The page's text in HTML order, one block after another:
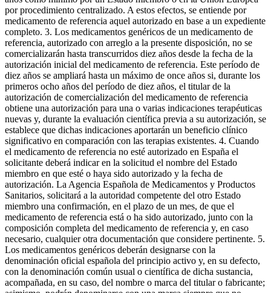
por procedimiento centralizado. A estos efectos, se entiende por
medicamento de referencia aquel autorizado en base a un expediente
completo. 3. Los medicamentos genéricos de un medicamento de
referencia, autorizado con arreglo a la presente disposición, no se
comercializarán hasta transcurridos diez años desde la fecha de la
autorización inicial del medicamento de referencia. Este período de
diez años se ampliará hasta un máximo de once años si, durante los
primeros ocho años del período de diez años, el titular de la
autorización de comercialización del medicamento de referencia
obtiene una autorización para una o varias indicaciones terapéuticas
nuevas y, durante la evaluación científica previa a su autorización, se
establece que dichas indicaciones aportarán un beneficio clínico
significativo en comparación con las terapias existentes. 4. Cuando
el medicamento de referencia no esté autorizado en España el
solicitante deberá indicar en la solicitud el nombre del Estado
miembro en que esté o haya sido autorizado y la fecha de
autorización. La Agencia Española de Medicamentos y Productos
Sanitarios, solicitará a la autoridad competente del otro Estado
miembro una confirmación, en el plazo de un mes, de que el
medicamento de referencia está o ha sido autorizado, junto con la
composición completa del medicamento de referencia y, en caso
necesario, cualquier otra documentación que considere pertinente. 5.
Los medicamentos genéricos deberán designarse con la
denominación oficial española del principio activo y, en su defecto,
con la denominación común usual o científica de dicha sustancia,
acompañada, en su caso, del nombre o marca del titular o fabricante;